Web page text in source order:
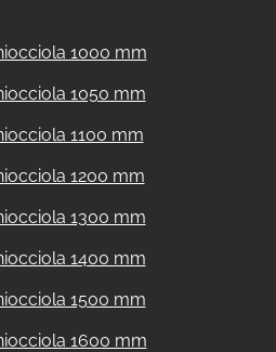
1000 mm
1050 mm
1100 mm
1200 mm
1300 mm
1400 mm
1500 mm
1600 mm